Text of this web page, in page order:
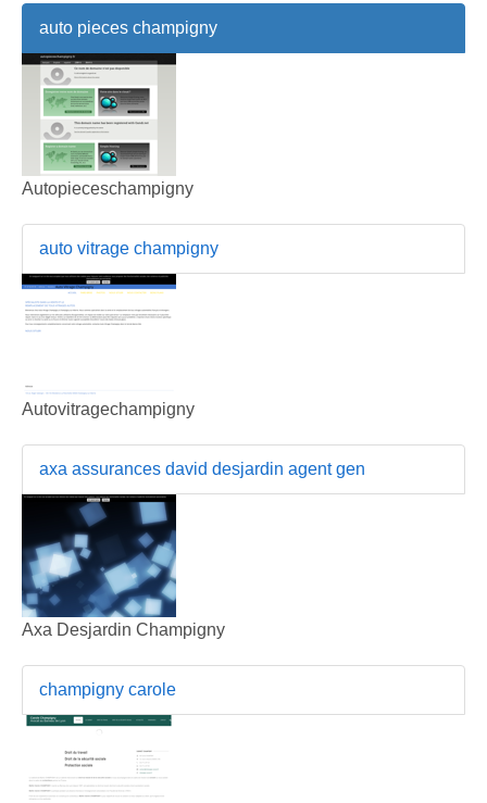
auto pieces champigny
Autopieceschampigny
auto vitrage champigny
Autovitragechampigny
axa assurances david desjardin agent gen
Axa Desjardin Champigny
champigny carole